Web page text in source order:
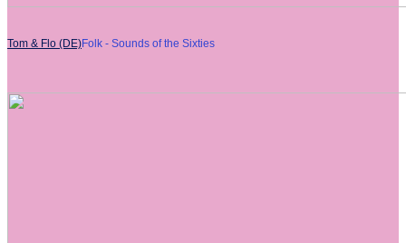
Tom & Flo (DE)Folk - Sounds of the Sixties